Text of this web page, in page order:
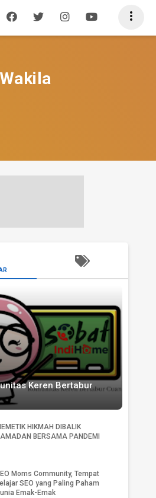

Keren Bertabur
HIKMAH DIBALIK
BERSAMA PANDEMI
Moms Community, Tempat
SEO yang Paling Paham
Emak-Emak